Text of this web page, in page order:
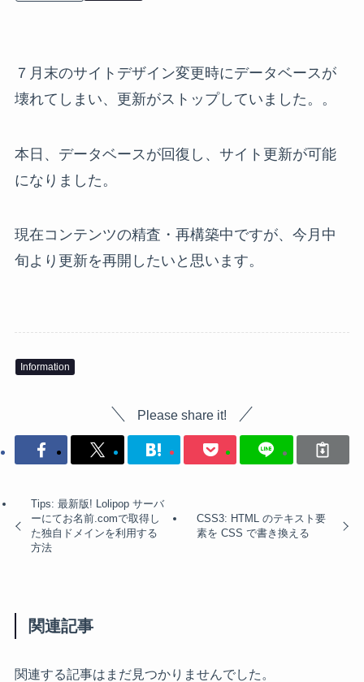
７月末のサイトデザイン変更時にデータベースが
壊れてしまい、更新がストップしていました。。
本日、データベースが回復し、サイト更新が可能
になりました。
現在コンテンツの精査・再構築中ですが、今月中
旬より更新を再開したいと思います。
Information
Please share it!
Tips: 最新版! Lolipop サーバ
ーにてお名前.comで取得し
た独自ドメインを利用する
方法
CSS3: HTML のテキスト要
素を CSS で書き換える
関連記事
関連する記事はまだ見つかりませんでした。